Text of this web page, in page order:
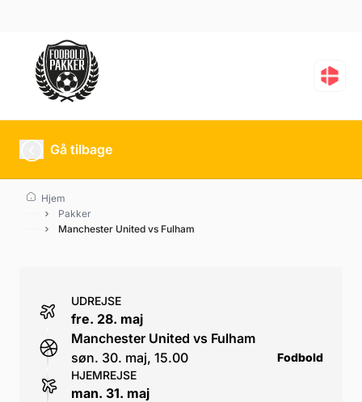
Manchester United vs
Gå tilbage
Hjem
Pakker
Manchester United vs Fulham
UDREJSE
fre. 28. maj
Manchester United vs Fulham
søn. 30. maj, 15.00
Fodbold
HJEMREJSE
man. 31. maj